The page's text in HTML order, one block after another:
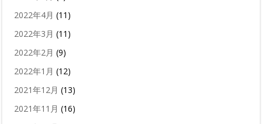
2022年4月 (11)
2022年3月 (11)
2022年2月 (9)
2022年1月 (12)
2021年12月 (13)
2021年11月 (16)